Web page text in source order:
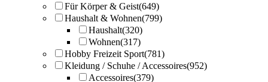
Für Körper & Geist(649)
Haushalt & Wohnen(799)
Haushalt(320)
Wohnen(317)
Hobby Freizeit Sport(781)
Kleidung / Schuhe / Accessoires(952)
Accessoires(379)